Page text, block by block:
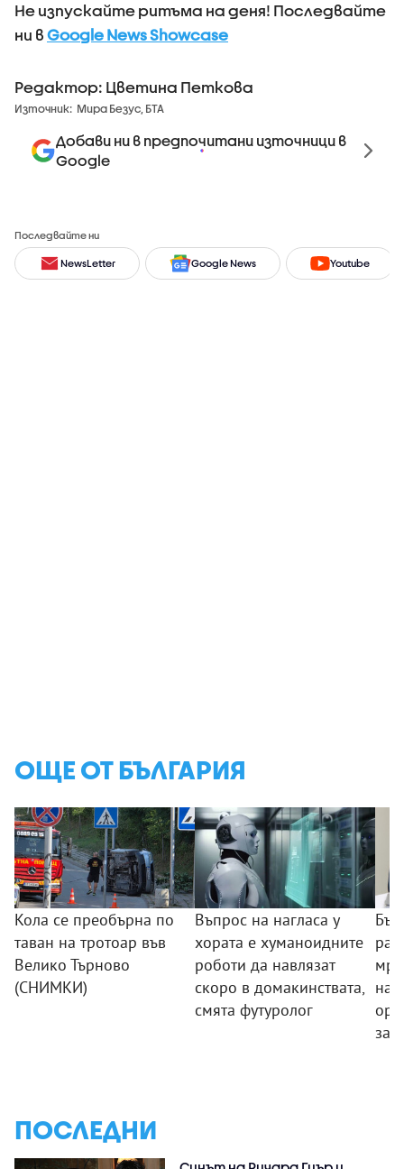
Не изпускайте ритъма на деня! Последвайте
ни в Google News Showcase
Редактор: Цветина Петкова
Източник: Мира Безус, БТА
Добави ни в предпочитани източници в
Google
Последвайте ни
NewsLetter Google News Youtube
ОЩЕ ОТ БЪЛГАРИЯ
Кола се преобърна по
таван на тротоар във
Велико Търново
(СНИМКИ)
Въпрос на нагласа у
хората е хуманоидните
роботи да навлязат
скоро в домакинствата,
смята футуролог
ПОСЛЕДНИ